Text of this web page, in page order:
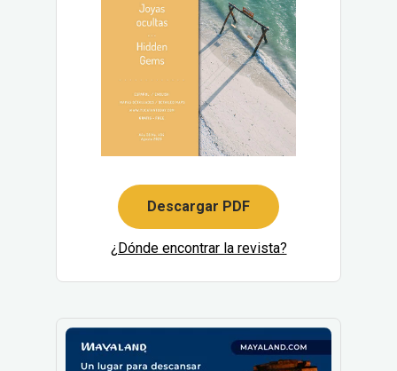
Descargar PDF
¿Dónde encontrar la revista?